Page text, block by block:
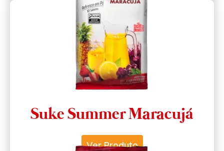
Suke Summer Maracujá
Ver Produto